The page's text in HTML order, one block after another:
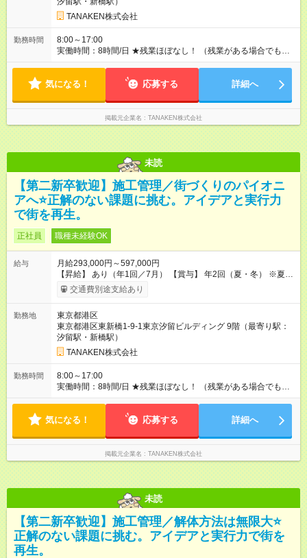
士・土木施工管理技士・建設機械施工管理技士／2万円 ※上限2
万円 ◆家族手当（月額）：扶養する18歳未満の子1人につき2万
円（人数制限なし） ◆家賃手当（月額）：新卒最長8年間、上限
3万円（その他条件あり） 【試用期間】試用期間あり 試用期間
の長さ：3ヶ月 雇用形態、給与は本採用時と同じです。
TANAKEN株式会社
勤務時間
8:00～17:00
実働時間：8時間/日 ★残業ほぼなし！ （残業がある場合でも、1
日1時間程度）
気になる！ 応募する 詳細へ
掲載元企業名 TANAKEN株式会社
未読
【第二新卒歓迎】施工管理／街づくりのパイオニ
アへ⭐正解のない課題に挑む。アイデアと実行力
で街を再生。
正社員 職種未経験OK
給与
月給293,000円～597,000円
【昇給】 あり（年1回／7月） 【賞与】 年2回（夏・冬） ※夏季
は業績インセンティブとして支給 【手当】 ◆時間外手当（全額
支給） ◆休日出勤手当 ◆職能手当（月額）：監理技術者／3万
／1万円、2級建築士・建築施工管理技士・土木施工管理技士・
建設機械施工管理技士／1万円、1級建築士・建築施工管理技
士・土木施工管理技士・建設機械施工管理技士／2万円 ※上限2
万円 ◆家族手当（月額）：扶養する18歳未満の子1人につき2万
円（人数制限なし） ◆家賃手当（月額）：新卒最長8年間、上限
3万円（その他条件あり） 【試用期間】試用期間あり 試用期間
の長さ：3ヶ月 雇用形態、給与は本採用時と同じです。
交通費別途支給あり
勤務地
東京都港区
東京都港区東新橋1-9-1東京汐留ビルディング 9階（最寄り駅：
汐留駅・新橋駅）
TANAKEN株式会社
勤務時間
8:00～17:00
実働時間：8時間/日 ★残業ほぼなし！ （残業がある場合でも、1
日1時間程度）
気になる！ 応募する 詳細へ
掲載元企業名 TANAKEN株式会社
未読
【第二新卒歓迎】施工管理／解体方法は無限大⭐
正解のない課題に挑む。アイデアと実行力で街を
再生。